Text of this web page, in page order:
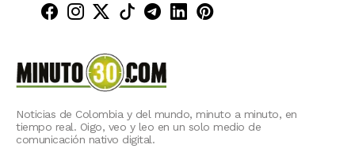
Minuto30 en Facebook
Minuto30 en Instagram
Minuto30 en X (Twitter)
Minuto30 en TikTok
Canal de Minuto30 en
Minuto30 en LinkedIn
Minuto30 en
Noticias de Colombia y del mundo, minuto a minuto, en
tiempo real. Oigo, veo y leo en un solo medio de
comunicación nativo digital.